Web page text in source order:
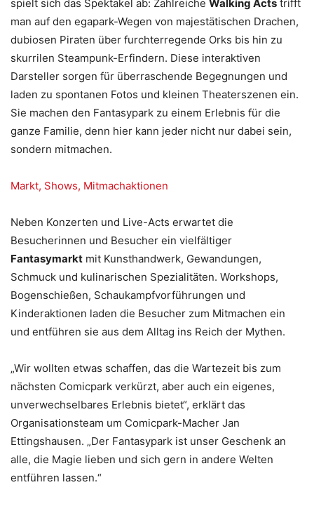
spielt sich das Spektakel ab: Zahlreiche Walking Acts trifft
man auf den egapark-Wegen von majestätischen Drachen,
dubiosen Piraten über furchterregende Orks bis hin zu
skurrilen Steampunk-Erfindern. Diese interaktiven
Darsteller sorgen für überraschende Begegnungen und
laden zu spontanen Fotos und kleinen Theaterszenen ein.
Sie machen den Fantasypark zu einem Erlebnis für die
ganze Familie, denn hier kann jeder nicht nur dabei sein,
sondern mitmachen.
Markt, Shows, Mitmachaktionen
Neben Konzerten und Live-Acts erwartet die
Besucherinnen und Besucher ein vielfältiger
Fantasymarkt mit Kunsthandwerk, Gewandungen,
Schmuck und kulinarischen Spezialitäten. Workshops,
Bogenschießen, Schaukampfvorführungen und
Kinderaktionen laden die Besucher zum Mitmachen ein
und entführen sie aus dem Alltag ins Reich der Mythen.
„Wir wollten etwas schaffen, das die Wartezeit bis zum
nächsten Comicpark verkürzt, aber auch ein eigenes,
unverwechselbares Erlebnis bietet“, erklärt das
Organisationsteam um Comicpark-Macher Jan
Ettingshausen. „Der Fantasypark ist unser Geschenk an
alle, die Magie lieben und sich gern in andere Welten
entführen lassen.“